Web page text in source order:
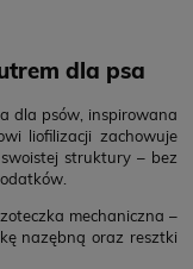
dla psa
dla psów, inspirowana
liofilizacji zachowuje
struktury – bez
mechaniczna –
nazębną oraz resztki